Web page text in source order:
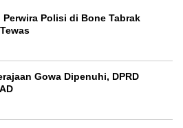
Polisi di Bone Tabrak
Gowa Dipenuhi, DPRD